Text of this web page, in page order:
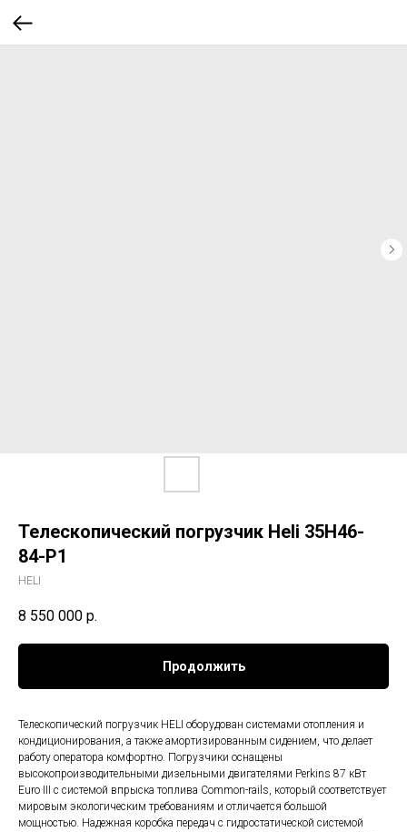
Телескопический погрузчик Heli 35H46-
84-P1
HELI
8 550 000 р.
Продолжить
Телескопический погрузчик HELI оборудован системами отопления и
кондиционирования, а также амортизированным сидением, что делает
работу оператора комфортно. Погрузчики оснащены
высокопроизводительными дизельными двигателями Perkins 87 кВт
Euro III c системой впрыска топлива Common-rails, который соответствует
мировым экологическим требованиям и отличается большой
мощностью. Надежная коробка передач с гидростатической системой